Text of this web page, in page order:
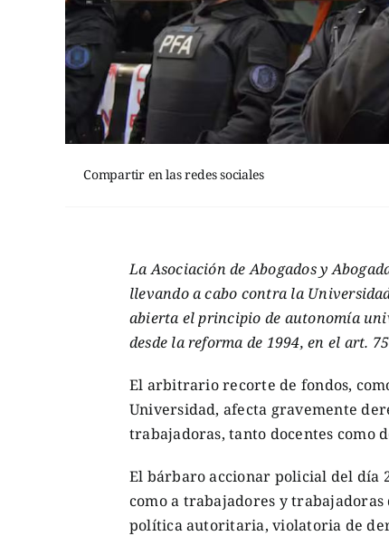
Compartir en las redes sociales
La Asociación de Abogados y
llevando a cabo contra la
abierta el principio de autonomía
desde la reforma de 1994, en el art.
El arbitrario recorte de fondos,
Universidad, afecta gravemente
trabajadoras, tanto docentes como
El bárbaro accionar policial del día
como a trabajadores y
política autoritaria, violatoria de